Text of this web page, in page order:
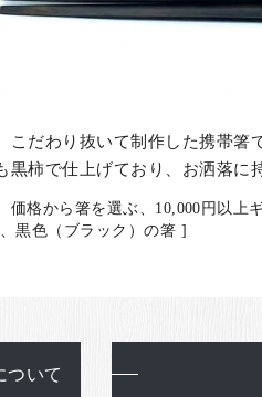
こだわり抜いて制作した携帯箸
黒柿で仕上げており、お洒落に
価格から箸を選ぶ、10,000円以上
黒色（ブラック）の箸 ]
ついて